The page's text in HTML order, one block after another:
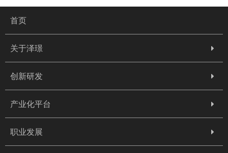
首页
关于泽璟
创新研发
产业化平台
职业发展